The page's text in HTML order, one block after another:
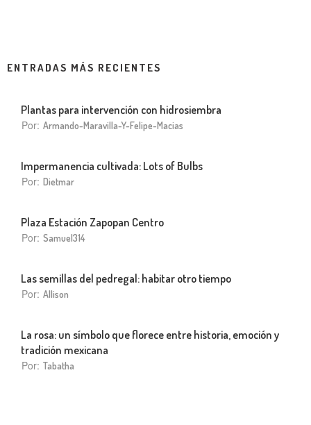
ENTRADAS MÁS RECIENTES
Plantas para intervención con hidrosiembra
Por: Armando-Maravilla-Y-Felipe-Macias
Impermanencia cultivada: Lots of Bulbs
Por: Dietmar
Plaza Estación Zapopan Centro
Por: Samuel314
Las semillas del pedregal: habitar otro tiempo
Por: Allison
La rosa: un símbolo que florece entre historia, emoción y
tradición mexicana
Por: Tabatha